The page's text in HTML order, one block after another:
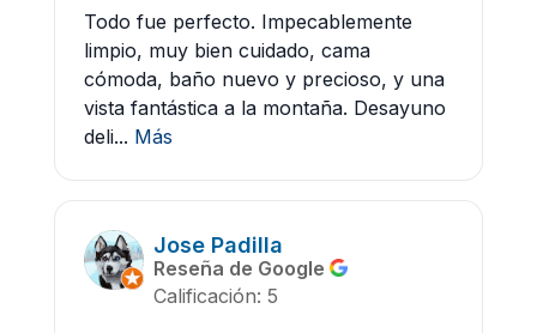
Todo fue perfecto. Impecablemente
limpio, muy bien cuidado, cama
cómoda, baño nuevo y precioso, y una
vista fantástica a la montaña. Desayuno
deli... Más
Jose Padilla
Reseña de Google
Calificación: 5